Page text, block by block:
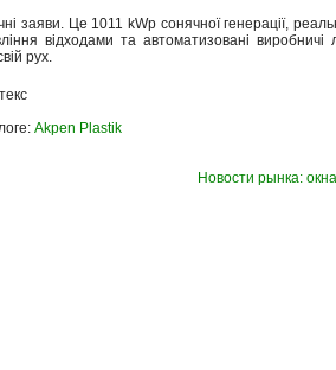
заяви. Це 1011 kWp сонячної генерації,
відходами та автоматизовані виробничі
рух.
Akpen Plastik
Новости рынка: